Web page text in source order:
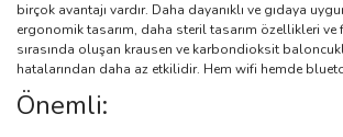
birçok avantajı vardır. Daha dayanıklı ve gıdaya
ergonomik tasarım, daha steril tasarım özellikleri ve
sırasında oluşan krausen ve karbondioksit
hatalarından daha az etkilidir. Hem wifi hemde
Önemli: